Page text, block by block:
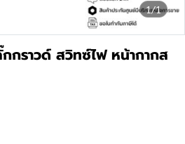
1/1
กราวด์ สวิทซ์ไฟ หน้ากากส